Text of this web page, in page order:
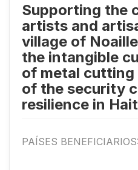
Supporting the
artists and
village of
the intangible
of metal
of the security
resilience in
PAÍSES BENEFICIARIOS: